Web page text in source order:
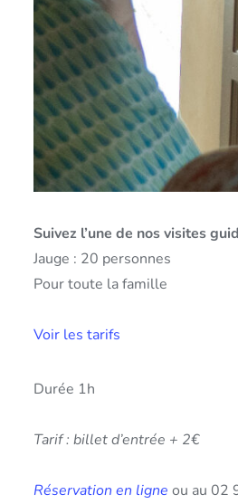
Suivez l’une de nos visites
Jauge : 20 personnes
Pour toute la famille
Voir les tarifs
Durée 1h
Tarif : billet d’entrée + 2€
Réservation en ligne ou au 02